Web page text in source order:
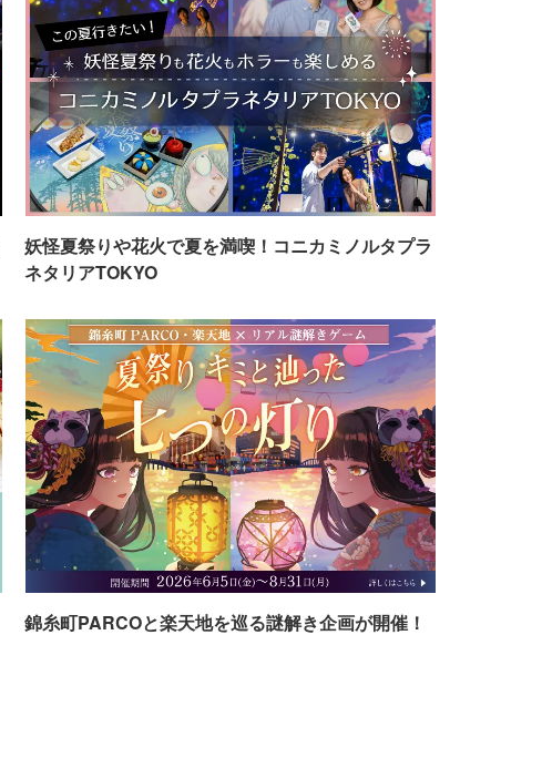
妖怪夏祭りや花火で夏を満喫！コニカミノルタプラ
ネタリアTOKYO
錦糸町PARCOと楽天地を巡る謎解き企画が開催！